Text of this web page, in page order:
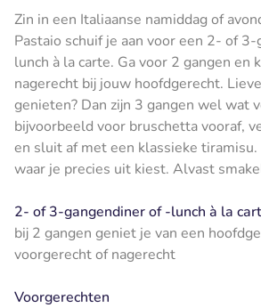
Zin in een Italiaanse namiddag of
Pastaio schuif je aan voor een 2- of
lunch à la carte. Ga voor 2 gangen en
nagerecht bij jouw hoofdgerecht.
genieten? Dan zijn 3 gangen wel wat
bijvoorbeeld voor bruschetta vooraf,
en sluit af met een klassieke
waar je precies uit kiest. Alvast
2- of 3-gangendiner of -lunch à la
bij 2 gangen geniet je van een
voorgerecht of nagerecht
Voorgerechten